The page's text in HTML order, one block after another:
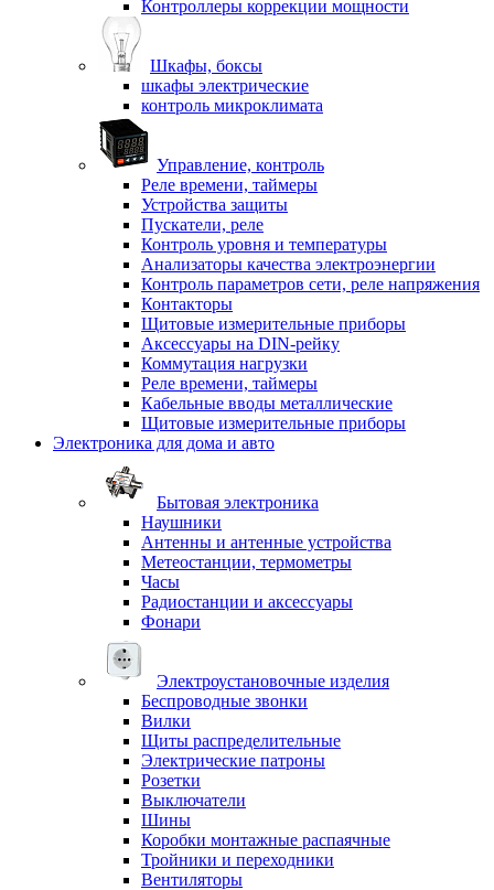
Контроллеры коррекции мощности
Шкафы, боксы
шкафы электрические
контроль микроклимата
Управление, контроль
Реле времени, таймеры
Устройства защиты
Пускатели, реле
Контроль уровня и температуры
Анализаторы качества электроэнергии
Контроль параметров сети, реле напряжения
Контакторы
Щитовые измерительные приборы
Аксессуары на DIN-рейку
Коммутация нагрузки
Реле времени, таймеры
Кабельные вводы металлические
Щитовые измерительные приборы
Электроника для дома и авто
Бытовая электроника
Наушники
Антенны и антенные устройства
Метеостанции, термометры
Часы
Радиостанции и аксессуары
Фонари
Электроустановочные изделия
Беспроводные звонки
Вилки
Щиты распределительные
Электрические патроны
Розетки
Выключатели
Шины
Коробки монтажные распаячные
Тройники и переходники
Вентиляторы